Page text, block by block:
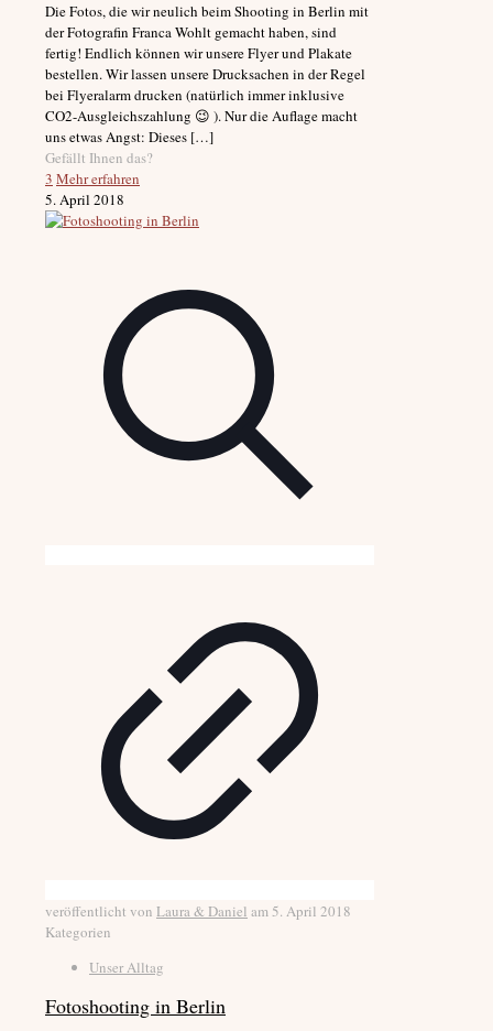
Die Fotos, die wir neulich beim Shooting in Berlin mit
der Fotografin Franca Wohlt gemacht haben, sind
fertig! Endlich können wir unsere Flyer und Plakate
bestellen. Wir lassen unsere Drucksachen in der Regel
bei Flyeralarm drucken (natürlich immer inklusive
CO2-Ausgleichszahlung 😉 ). Nur die Auflage macht
uns etwas Angst: Dieses […]
Gefällt Ihnen das?
3 Mehr erfahren
5. April 2018
veröffentlicht von Laura & Daniel am5. April 2018
Kategorien
Unser Alltag
Fotoshooting in Berlin